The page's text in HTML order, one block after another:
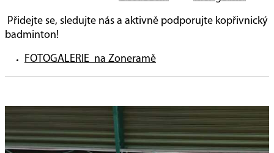
Přidejte se, sledujte nás a aktivně podporujte kopřivnický
badminton!
FOTOGALERIE na Zoneramě